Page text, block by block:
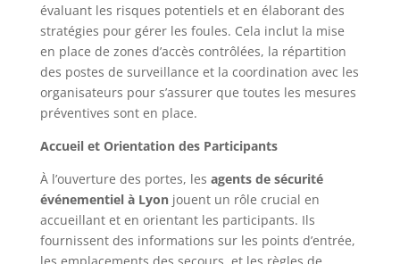
évaluant les risques potentiels et en élaborant des
stratégies pour gérer les foules. Cela inclut la mise
en place de zones d’accès contrôlées, la répartition
des postes de surveillance et la coordination avec les
organisateurs pour s’assurer que toutes les mesures
préventives sont en place.
Accueil et Orientation des Participants
À l’ouverture des portes, les agents de sécurité
événementiel à Lyonjouent un rôle crucial en
accueillant et en orientant les participants. Ils
fournissent des informations sur les points d’entrée,